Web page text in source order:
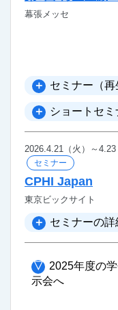
幕張メッセ
セミナー（
ショートセ
2026.4.21（火）～4.23
セミナー
CPHI Japan
東京ビックサイト
セミナーの詳
2025年度の
示会へ